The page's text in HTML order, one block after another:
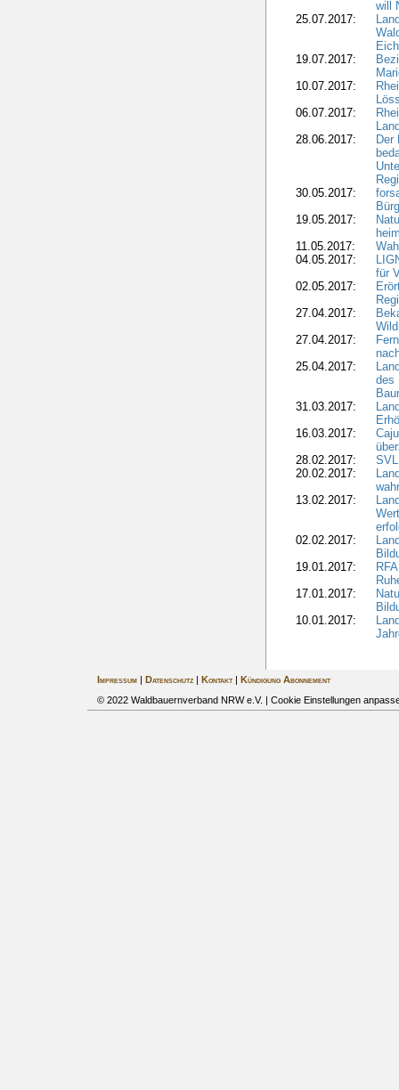
will
25.07.2017:
19.07.2017:
10.07.2017:
06.07.2017:
28.06.2017:
Der
30.05.2017:
19.05.2017:
11.05.2017:
04.05.2017:
für
02.05.2017:
27.04.2017:
27.04.2017:
25.04.2017:
des
31.03.2017:
16.03.2017:
28.02.2017:
20.02.2017:
13.02.2017:
02.02.2017:
19.01.2017:
17.01.2017:
10.01.2017:
Impressum| Datenschutz| Kontakt|
Kündigung Abonnement
© 2022 Waldbauernverband NRW e.V. | Cookie Einstellungen